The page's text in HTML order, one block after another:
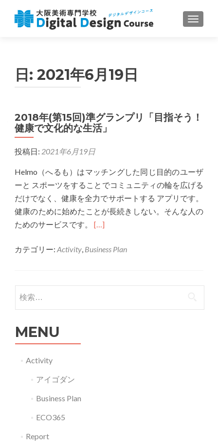
ナビゲ
日: 2021年6月19日
2018年(第15回)準グランプリ「目指そう！
健康で文化的な生活」
投稿日: 2021年6月19日
Helmo（へるも）はマッチングした同じ目的のユーザ
ーと スポーツをすることでコミュニティの輪を広げる
だけでなく、健康を全力でサポートする アプリです。
健康のために始めたことが長続きしない。そんな人の
ためのサービスです。 Read
about
[…]
カテゴリー: Activity, Business Plan
検索:
MENU
Activity
アイゴダン
Business Plan
ECO365
Report